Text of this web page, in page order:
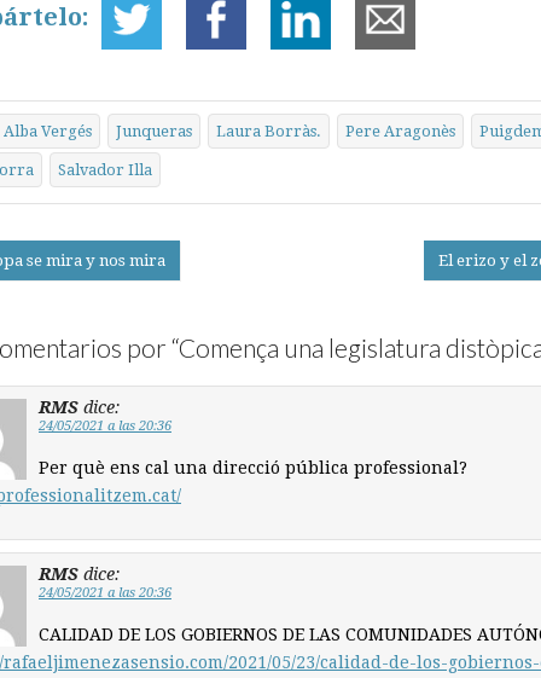
Alba Vergés Junqueras Laura Borràs. Pere Aragonès
Salvador Illa
se mira y nos mira El erizo y el
por “Comença una legislatura
RMS dice:
24/05/2021 a las 20:36
Per què ens cal una direcció pública professional?
RMS dice:
24/05/2021 a las 20:36
CALIDAD DE LOS GOBIERNOS DE LAS COMUNIDADES
2021/05/23/calidad-de-los-